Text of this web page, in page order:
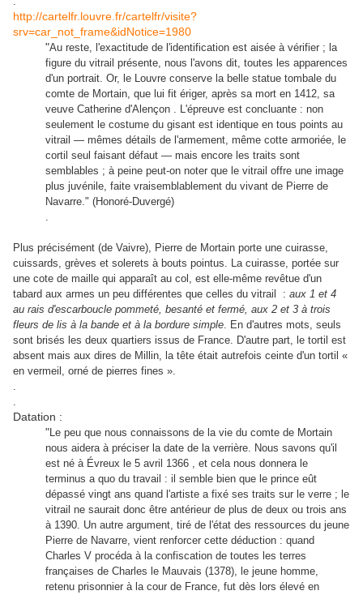
http://cartelfr.louvre.fr/cartelfr/visite?
srv=car_not_frame&idNotice=1980
"Au reste, l'exactitude de l'identification est aisée à vérifier ; la
figure du vitrail présente, nous l'avons dit, toutes les apparences
d'un portrait. Or, le Louvre conserve la belle statue tombale du
comte de Mortain, que lui fit ériger, après sa mort en 1412, sa
veuve Catherine d'Alençon . L'épreuve est concluante : non
seulement le costume du gisant est identique en tous points au
vitrail — mêmes détails de l'armement, même cotte armoriée, le
cortil seul faisant défaut — mais encore les traits sont
semblables ; à peine peut-on noter que le vitrail offre une image
plus juvénile, faite vraisemblablement du vivant de Pierre de
Navarre." (Honoré-Duvergé)
.
Plus précisément (de Vaivre), Pierre de Mortain porte une cuirasse,
cuissards, grèves et solerets à bouts pointus. La cuirasse, portée sur
une cote de maille qui apparaît au col, est elle-même revêtue d'un
tabard aux armes un peu différentes que celles du vitrail : aux 1 et 4
au rais d'escarboucle pommeté, besanté et fermé, aux 2 et 3 à trois
fleurs de lis à la bande et à la bordure simple. En d'autres mots, seuls
sont brisés les deux quartiers issus de France. D'autre part, le tortil est
absent mais aux dires de Millin, la tête était autrefois ceinte d'un tortil «
en vermeil, orné de pierres fines ».
.
.
Datation :
"Le peu que nous connaissons de la vie du comte de Mortain
nous aidera à préciser la date de la verrière. Nous savons qu'il
est né à Évreux le 5 avril 1366 , et cela nous donnera le
terminus a quo du travail : il semble bien que le prince eût
dépassé vingt ans quand l'artiste a fixé ses traits sur le verre ; le
vitrail ne saurait donc être antérieur de plus de deux ou trois ans
à 1390. Un autre argument, tiré de l'état des ressources du jeune
Pierre de Navarre, vient renforcer cette déduction : quand
Charles V procéda à la confiscation de toutes les terres
françaises de Charles le Mauvais (1378), le jeune homme,
retenu prisonnier à la cour de France, fut dès lors élevé en